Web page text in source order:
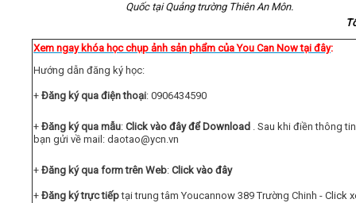
Quốc tại Quảng trường Thiên An Môn.
Xem ngay khóa học chụp ảnh sản phẩm của You Can Now tại đây:
Hướng dẫn đăng ký học:
+ Đăng ký qua điện thoại: 0906434590
+ Đăng ký qua mẫu: Click vào đây để Download . Sau khi điền thông
bạn gửi về mail: daotao@ycn.vn
+ Đăng ký qua form trên Web: Click vào đây
+ Đăng ký trực tiếptại trung tâm Youcannow 389 Trường Chinh - Click